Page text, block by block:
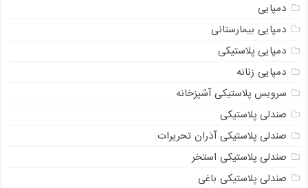
دمپایی
دمپایی بیمارستانی
دمپایی پلاستیکی
دمپایی زنانه
سرویس پلاستیکی آشپزخانه
صندلی پلاستیکی
صندلی پلاستیکی آذران تحریرات
صندلی پلاستیکی استخر
صندلی پلاستیکی باغی